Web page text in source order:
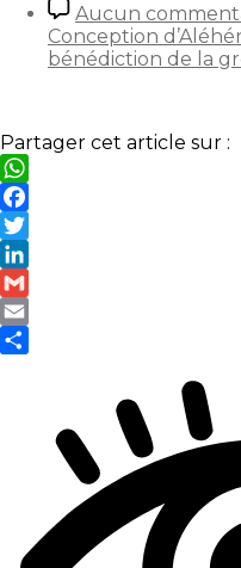
Aucun
Conception
bénédiction de la
Partager cet article sur :
WhatsApp
Facebook
Twitter
LinkedIn
Gmail
Email